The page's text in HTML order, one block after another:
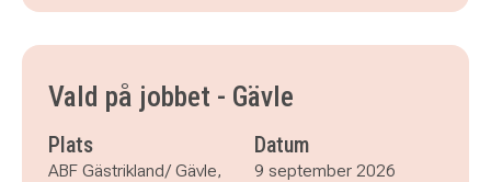
fredag 11 september 2026
klockan 08.30–16.30
Vald på jobbet - Gävle
Plats
ABF Gästrikland/ Gävle,
Datum
9 september 2026